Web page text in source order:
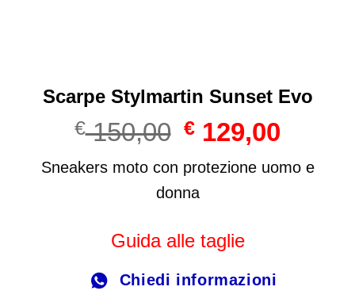
Scarpe Stylmartin Sunset Evo
€150,00 Il
prezzo
originale
era:
€ 129,00
attuale
Sneakers moto con protezione uomo e
donna
Guida alle taglie
Chiedi informazioni